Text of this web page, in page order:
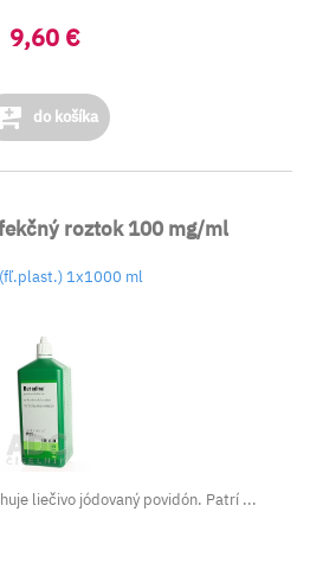
9,60 €
do košíka
roztok 100 mg/ml
1x1000 ml
liečivo jódovaný povidón. Patrí ...